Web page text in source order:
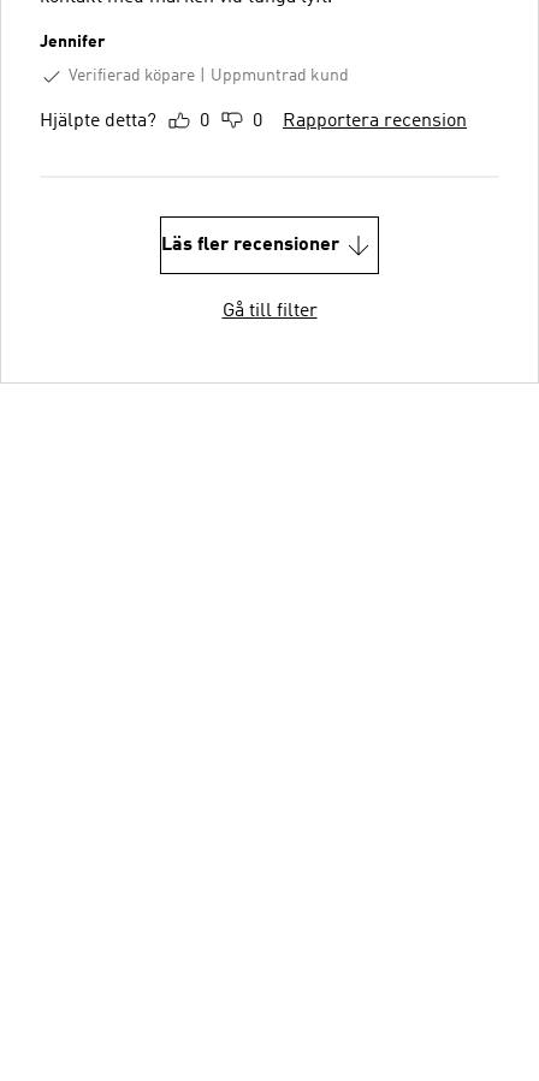
Jennifer
Verifierad köpare
Uppmuntrad kund
Hjälpte detta? 0 0 Rapportera recension
Läs fler recensioner
Gå till filter